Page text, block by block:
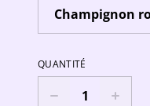
QUANTITÉ